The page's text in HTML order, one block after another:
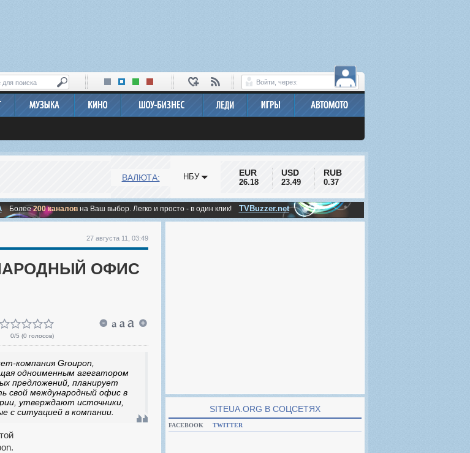
Войти, через:
ВАЛЮТА: НБУ EUR
26.18
USD
23.49
RUB
0.37
Более200 каналовна Ваш выбор. Легко и просто - в один клик! TVBuzzer.net
27 августа 11, 03:49
ОФИС
0/5 (0 голосов)
компания Groupon,
одноименным агегатором
предложений, планирует
свой международный офис в
утверждают источники,
с ситуацией в компании.
SITEUA.ORG В CОЦСЕТЯХ
FACEBOOK TWITTER